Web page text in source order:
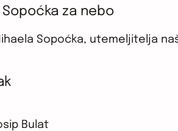
za nebo
Sopoćka, utemeljitelja
Bulat